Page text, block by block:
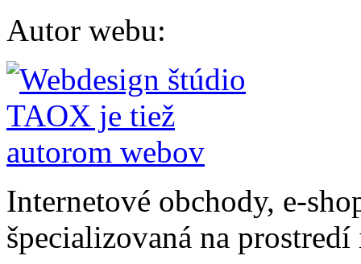
Autor webu:
Internetové obchody, e-
špecializovaná na